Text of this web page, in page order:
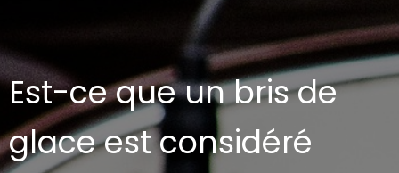
Est-ce que un bris de
glace est considéré